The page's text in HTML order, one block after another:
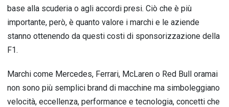
base alla scuderia o agli accordi presi. Ciò che è più
importante, però, è quanto valore i marchi e le aziende
stanno ottenendo da questi costi di sponsorizzazione della
F1.
Marchi come Mercedes, Ferrari, McLaren o Red Bull oramai
non sono più semplici brand di macchine ma simboleggiano
velocità, eccellenza, performance e tecnologia, concetti che